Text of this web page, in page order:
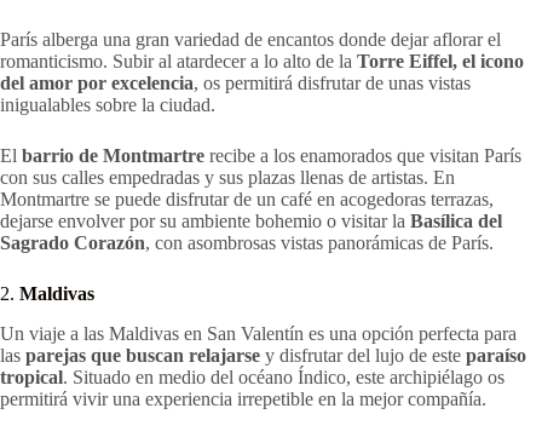
París alberga una gran variedad de encantos donde dejar aflorar el
romanticismo. Subir al atardecer a lo alto de la Torre Eiffel, el icono
del amor por excelencia, os permitirá disfrutar de unas vistas
inigualables sobre la ciudad.
El barrio de Montmartre recibe a los enamorados que visitan París
con sus calles empedradas y sus plazas llenas de artistas. En
Montmartre se puede disfrutar de un café en acogedoras terrazas,
dejarse envolver por su ambiente bohemio o visitar la Basílica del
Sagrado Corazón, con asombrosas vistas panorámicas de París.
2. Maldivas
Un viaje a las Maldivas en San Valentín es una opción perfecta para
las parejas que buscan relajarse y disfrutar del lujo de este paraíso
tropical. Situado en medio del océano Índico, este archipiélago os
permitirá vivir una experiencia irrepetible en la mejor compañía.